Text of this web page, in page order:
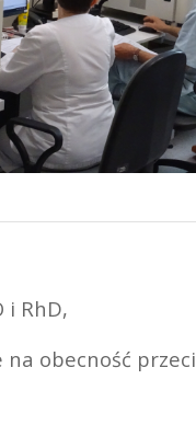
i RhD,
obecność